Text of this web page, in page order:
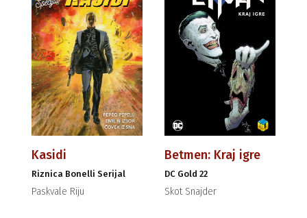
Kasidi
Riznica Bonelli Serijal
Paskvale Riju
Betmen: Kraj igre
DC Gold 22
Skot Snajder